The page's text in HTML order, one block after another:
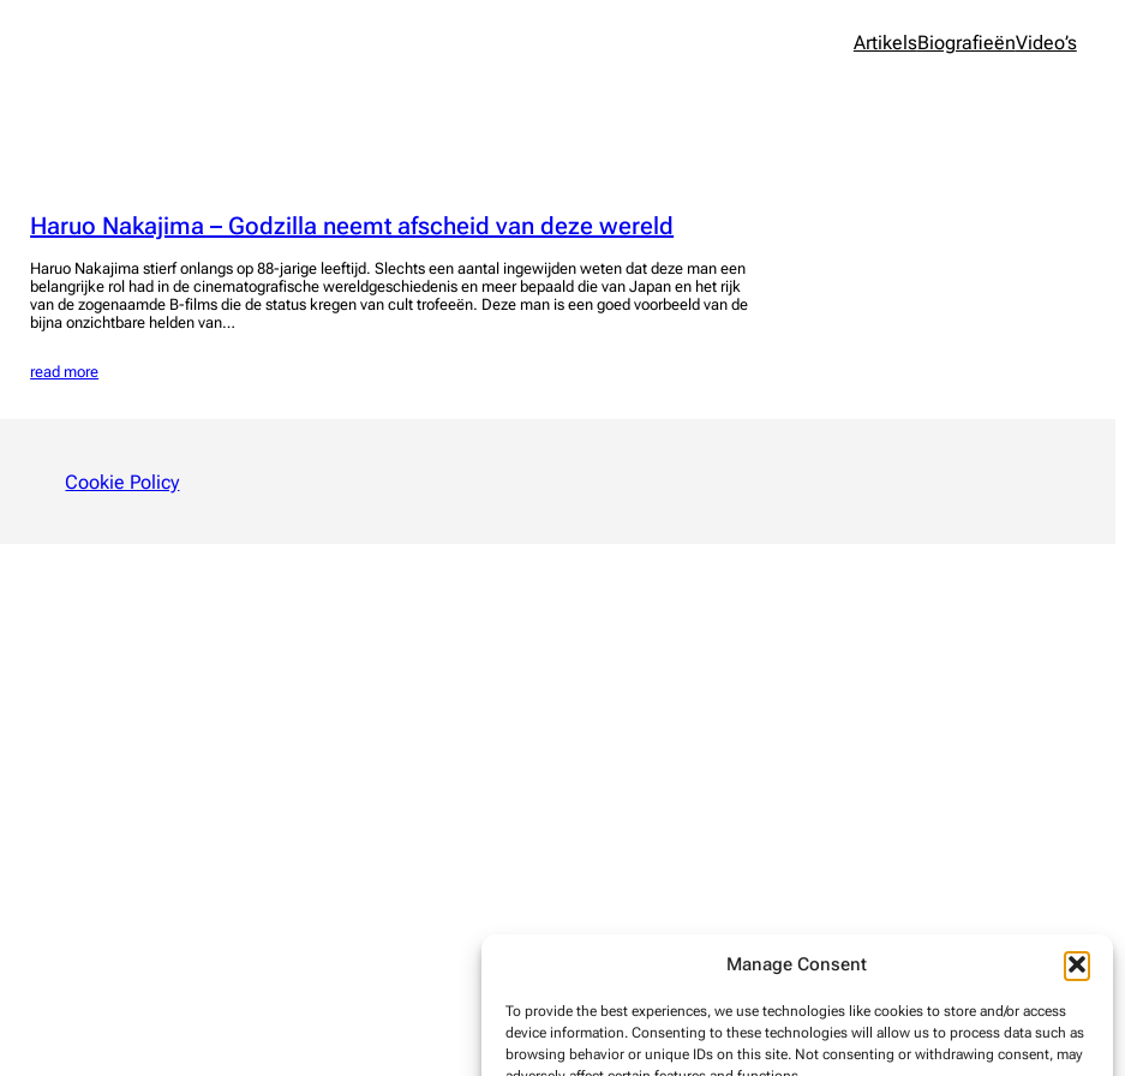
Manage Consent
To provide the best experiences, we use technologies like cookies to store and/or access
device information. Consenting to these technologies will allow us to process data such as
browsing behavior or unique IDs on this site. Not consenting or withdrawing consent, may
ArtikelsBiografieënVideo’s
Haruo Nakajima – Godzilla neemt afscheid van deze wereld
Haruo Nakajima stierf onlangs op 88-jarige leeftijd. Slechts een aantal ingewijden weten dat deze man een
belangrijke rol had in de cinematografische wereldgeschiedenis en meer bepaald die van Japan en het rijk
van de zogenaamde B-films die de status kregen van cult trofeeën. Deze man is een goed voorbeeld van de
bijna onzichtbare helden van…
read more
Cookie Policy